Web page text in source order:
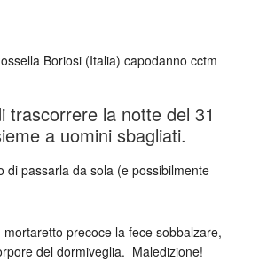
trascorrere la notte del 31
a uomini sbagliati.
di passarla da sola (e possibilmente
mortaretto precoce la fece sobbalzare,
del dormiveglia. Maledizione!